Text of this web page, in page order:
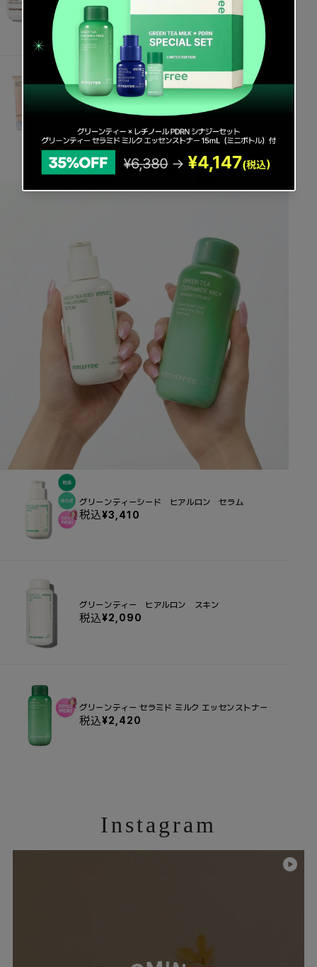
税込セ
ー
ル
価
格
¥1,950
ヴォルカニック ポア クリームクレイマスク
税込セ
ル
価
格
¥2,486
グリーンティーシード ヒアルロン セラム
税込セ
¥3,410
グリーンティー ヒアルロン スキン
税込セ
¥2,090
グリーンティー セラミド ミルク エッセンストナー
税込セ
¥2,420
Instagram